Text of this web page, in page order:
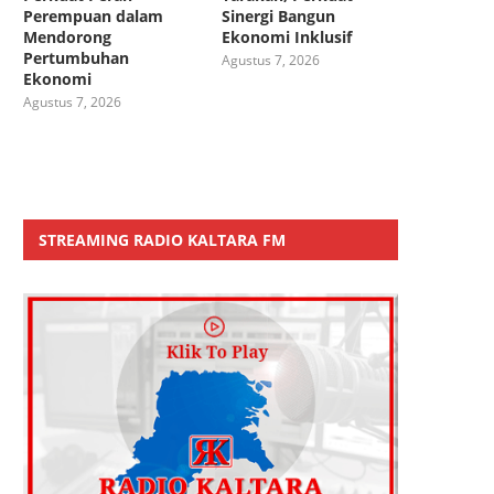
Perempuan dalam
Mendorong
Pertumbuhan
Ekonomi
Agustus 7, 2026
Sinergi Bangun
Ekonomi Inklusif
Agustus 7, 2026
STREAMING RADIO KALTARA FM